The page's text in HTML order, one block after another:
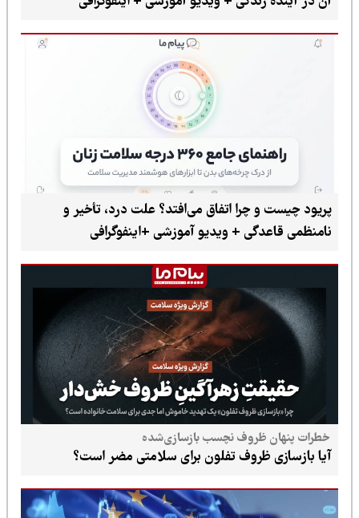
پریود چیست و چرا اتفاق می‌افتد؟ علت درد، تأخیر و
نامنظمی قاعدگی + ویدیو آموزشی +اینفوگرافی
خطرات پنهان ظروف نچسب بازسازی‌شده
آیا بازسازی ظروف تفلون برای سلامتی مضر است؟